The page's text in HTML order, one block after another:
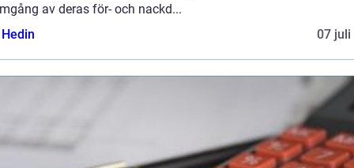
av deras för- och nackd...
07 juli